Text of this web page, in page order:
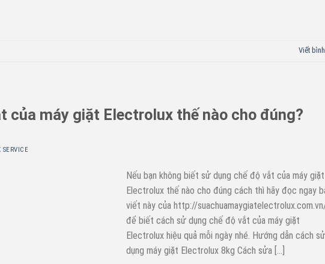
Viết
của máy giặt Electrolux thế nào cho đúng?
SERVICE
Nếu bạn không biết sử dụng chế độ vắt của máy giặt
Electrolux thế nào cho đúng cách thì hãy đọc ngay
viết này của http://
để biết cách sử dụng chế độ vắt của máy giặt
Electrolux hiệu quả mỗi ngày nhé. Hướng dẫn cách
dụng máy giặt Electrolux 8kg Cách sửa […]